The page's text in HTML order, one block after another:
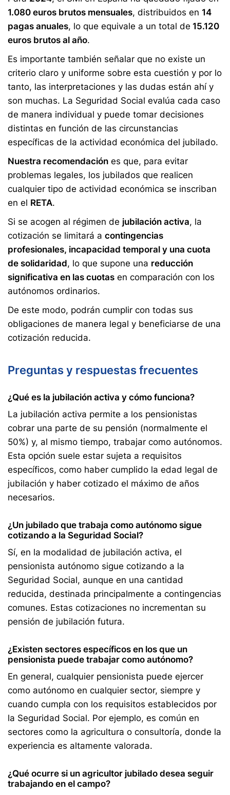
1.080 euros brutos mensuales, distribuidos en 14
pagas anuales, lo que equivale a un total de 15.120
euros brutos al año.
Es importante también señalar que no existe un
criterio claro y uniforme sobre esta cuestión y por lo
tanto, las interpretaciones y las dudas están ahí y
son muchas. La Seguridad Social evalúa cada caso
de manera individual y puede tomar decisiones
distintas en función de las circunstancias
específicas de la actividad económica del jubilado.
Nuestra recomendación es que, para evitar
problemas legales, los jubilados que realicen
cualquier tipo de actividad económica se inscriban
en el RETA.
Si se acogen al régimen de jubilación activa, la
cotización se limitará a contingencias
profesionales, incapacidad temporal y una cuota
de solidaridad, lo que supone una reducción
significativa en las cuotas en comparación con los
autónomos ordinarios.
De este modo, podrán cumplir con todas sus
obligaciones de manera legal y beneficiarse de una
cotización reducida.
Preguntas y respuestas frecuentes
¿Qué es la jubilación activa y cómo funciona?
La jubilación activa permite a los pensionistas
cobrar una parte de su pensión (normalmente el
50%) y, al mismo tiempo, trabajar como autónomos.
Esta opción suele estar sujeta a requisitos
específicos, como haber cumplido la edad legal de
jubilación y haber cotizado el máximo de años
necesarios.
¿Un jubilado que trabaja como autónomo sigue
cotizando a la Seguridad Social?
Sí, en la modalidad de jubilación activa, el
pensionista autónomo sigue cotizando a la
Seguridad Social, aunque en una cantidad
reducida, destinada principalmente a contingencias
comunes. Estas cotizaciones no incrementan su
pensión de jubilación futura.
¿Existen sectores específicos en los que un
pensionista puede trabajar como autónomo?
En general, cualquier pensionista puede ejercer
como autónomo en cualquier sector, siempre y
cuando cumpla con los requisitos establecidos por
la Seguridad Social. Por ejemplo, es común en
sectores como la agricultura o consultoría, donde la
experiencia es altamente valorada.
¿Qué ocurre si un agricultor jubilado desea seguir
trabajando en el campo?